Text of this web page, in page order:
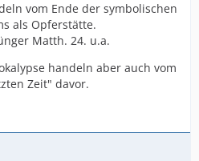
vom Ende der symbolischen
als Opferstätte.
Matth. 24. u.a.
handeln aber auch vom
Zeit" davor.